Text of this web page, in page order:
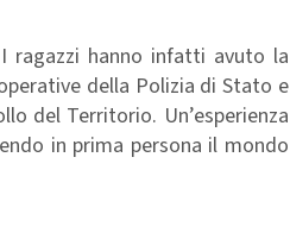
ragazzi hanno infatti avuto la
della Polizia di Stato e
del Territorio. Un’esperienza
in prima persona il mondo